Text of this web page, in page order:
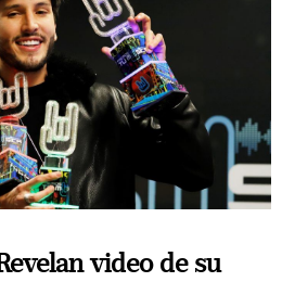
video de su